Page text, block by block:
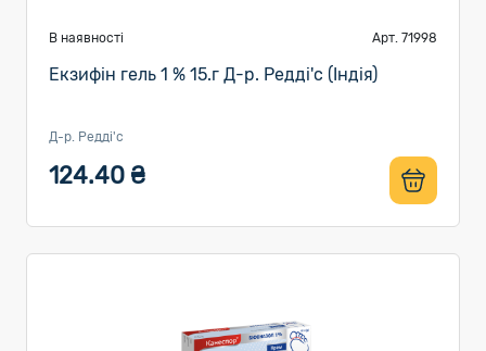
В наявності Арт. 71998
Екзифін гель 1 % 15.г Д-р. Редді'с (Індія)
Д-р. Редді'с
124.40 ₴